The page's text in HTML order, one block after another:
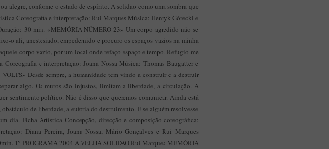
alegre, conforme o estado de espírito. A solidão como uma sombra que
Coreografia e interpretação: Rui Marques Música: Henryk Górecki e
30 min. «MEMÓRIA NÚMERO 23» Um corpo agredido não se
o ali, anestesiado, empedernido e procuro os espaços vazios na minha
corpo vazio, por um local onde refaço espaço e tempo. Refugio-me
e interpretação: Joana Nossa Música: Thomas Baugatter e
Desde sempre, a humanidade tem vindo a construir e a destruir
algo. Os muros são injustos, limitam a liberdade, a circulação. A
sentimento político. Não é disso que queremos comunicar. Ainda está
de liberdade, a euforia do destruimento. E se alguém resolvesse
dia. Ficha Artística Concepção, direcção e composição coreográfica:
Diana Pereira, Joana Nossa, Mário Gonçalves e Rui Marques
1º PROGRAMA 2004 A VELHA SOLIDÃO Rui Marques MEMÓRIA